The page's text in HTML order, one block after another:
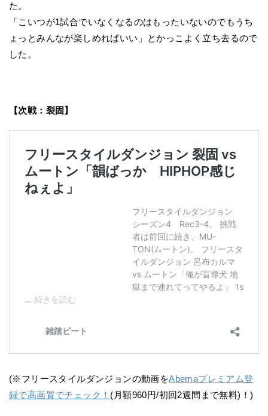
た。
「こいつが1試合でいなくなるのはもったいないのでもうち
ょっとみんなが楽しめればいい」とかっこよく立ち去るので
した。
【次戦：裂固】
(※フリースタイルダンジョンの動画をAbemaプレミアム登
録で高画質でチェック！ (月額960円/初回2週間まで無料)！)